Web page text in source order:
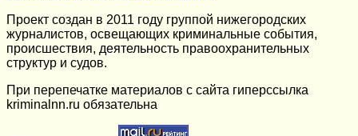
Проект создан в 2011 году группой нижегородских
журналистов, освещающих криминальные события,
происшествия, деятельность правоохранительных
структур и судов.
При перепечатке материалов c сайта гиперссылка
kriminalnn.ru обязательна